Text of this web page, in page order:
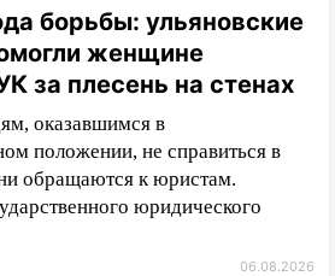
ограничат
улице Ефремова
готовы
увольняться, если
зарплату
ДТП и
4,6 миллиона
борьбы: ульяновские
женщине
за плесень на стенах
оказавшимся в
положении, не справиться в
обращаются к юристам.
юридического
06.08.2026